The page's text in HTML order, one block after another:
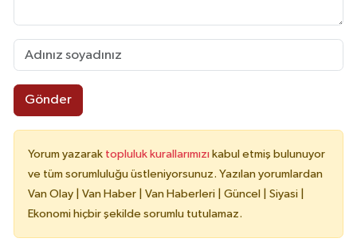
Gönder
Yorum yazarak topluluk kurallarımızı kabul etmiş bulunuyor
ve tüm sorumluluğu üstleniyorsunuz. Yazılan yorumlardan
Van Olay | Van Haber | Van Haberleri | Güncel | Siyasi |
Ekonomi hiçbir şekilde sorumlu tutulamaz.